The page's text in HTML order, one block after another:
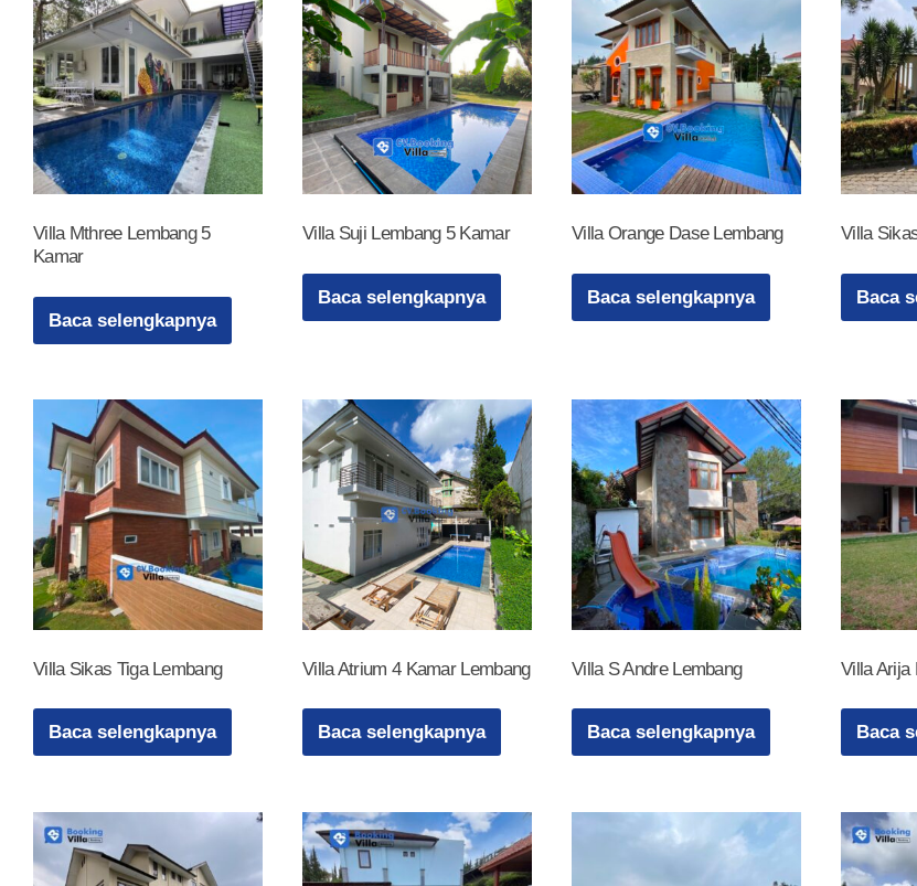
Villa Mthree Lembang 5
Kamar
Baca selengkapnya
Villa Suji Lembang 5 Kamar
Baca selengkapnya
Villa Orange Dase Lembang
Baca selengkapnya
Villa
Baca
Villa Sikas Tiga Lembang
Baca selengkapnya
Villa Atrium 4 Kamar Lembang
Baca selengkapnya
Villa S Andre Lembang
Baca selengkapnya
Villa Arija
Baca